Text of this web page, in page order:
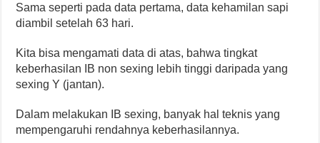
Sama seperti pada data pertama, data kehamilan sapi
diambil setelah 63 hari.
Kita bisa mengamati data di atas, bahwa tingkat
keberhasilan IB non sexing lebih tinggi daripada yang
sexing Y (jantan).
Dalam melakukan IB sexing, banyak hal teknis yang
mempengaruhi rendahnya keberhasilannya.